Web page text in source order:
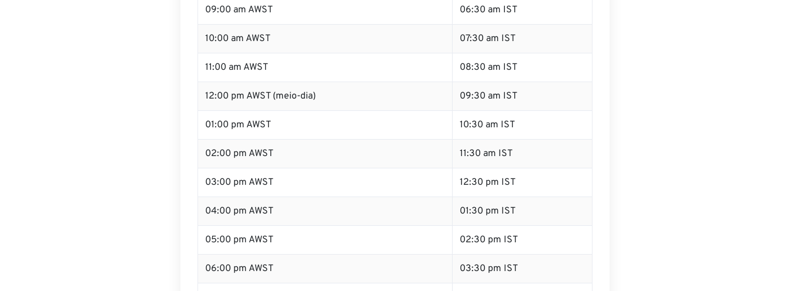
09:00 am AWST 06:30 am IST
10:00 am AWST 07:30 am IST
11:00 am AWST 08:30 am IST
12:00 pm AWST (meio-dia) 09:30 am IST
01:00 pm AWST 10:30 am IST
02:00 pm AWST 11:30 am IST
03:00 pm AWST 12:30 pm IST
04:00 pm AWST 01:30 pm IST
05:00 pm AWST 02:30 pm IST
06:00 pm AWST 03:30 pm IST